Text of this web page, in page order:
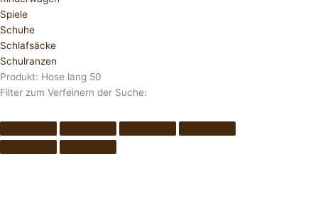
Spiele
Schuhe
Schlafsäcke
Schulranzen
Produkt: Hose lang 50
Filter zum Verfeinern der Suche: